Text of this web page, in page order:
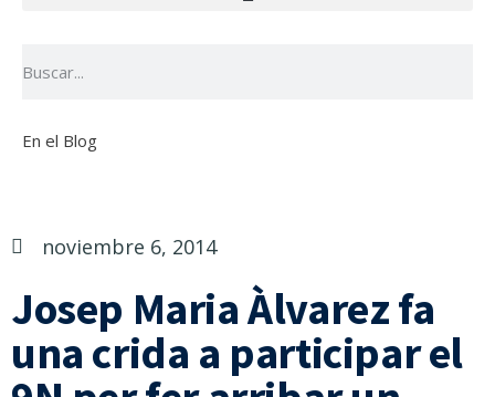
En el Blog
noviembre 6, 2014
Josep Maria Àlvarez fa
una crida a participar el